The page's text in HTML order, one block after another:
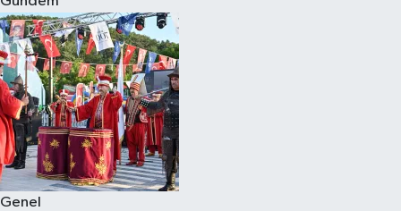
Genel
Eğitim
Sağlık
Dünya
Magazin